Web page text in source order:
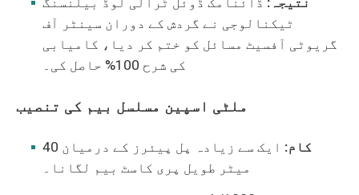
ٹیکنالوجی نے گردش کے دوران سینٹر آف
گریوٹی آفسیٹ مسائل کو ختم کر دیا، کامیابی
کی شرح 100% حاصل کی۔
ملٹی اسپین مسلسل بیم کی تنصیب
کام:
ایک سے زیادہ پل پیئرز کے درمیان 40
میٹر طویل پری کاسٹ بیم لگانا۔